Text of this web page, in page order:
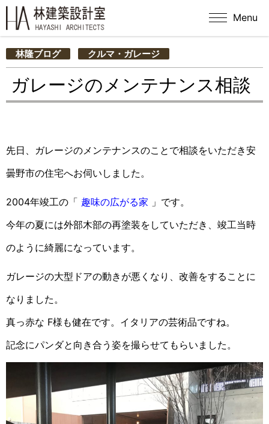
Menu
林隆ブログ クルマ・ガレージ
ガレージのメンテナンス相談
先日、ガレージのメンテナンスのことで相談をいただき安
曇野市の住宅へお伺いしました。
2004年竣工の「 趣味の広がる家 」です。
今年の夏には外部木部の再塗装をしていただき、竣工当時
のように綺麗になっています。
ガレージの大型ドアの動きが悪くなり、改善をすることに
なりました。
真っ赤な F様も健在です。イタリアの芸術品ですね。
記念にパンダと向き合う姿を撮らせてもらいました。